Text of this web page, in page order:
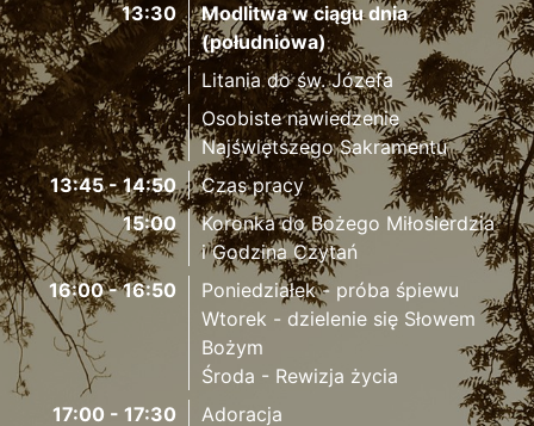
13:30
Modlitwa w ciągu dnia
(południowa)
Litania do św. Józefa
Osobiste nawiedzenie
Najświętszego Sakramentu
13:45 - 14:50
Czas pracy
15:00
Koronka do Bożego Miłosierdzia
i Godzina Czytań
16:00 - 16:50
Poniedziałek - próba śpiewu
Wtorek - dzielenie się Słowem
Bożym
Środa - Rewizja życia
17:00 - 17:30
Adoracja